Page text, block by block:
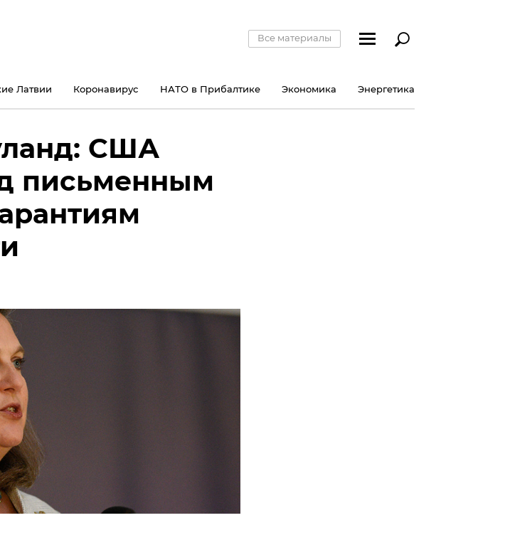
Все материалы
Латвии Коронавирус НАТО в Прибалтике Экономика Энергетика
США
письменным